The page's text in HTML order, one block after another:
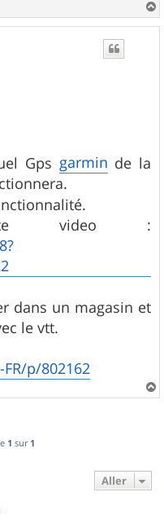
a
Gps garmin de la
video :
dans un magasin et
le vtt.
p/802162
a
1 sur 1
Aller